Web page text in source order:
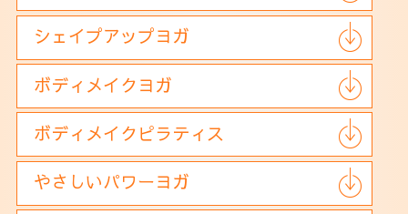
シェイプアップヨガ
ボディメイクヨガ
ボディメイクピラティス
やさしいパワーヨガ